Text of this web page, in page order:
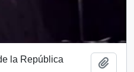
la República